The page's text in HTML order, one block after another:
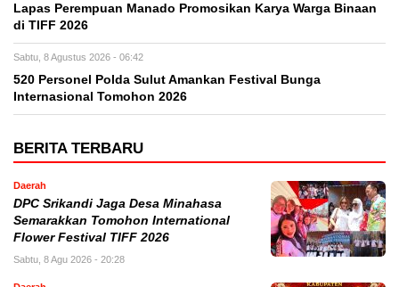
Lapas Perempuan Manado Promosikan Karya Warga Binaan
di TIFF 2026
Sabtu, 8 Agustus 2026 - 06:42
520 Personel Polda Sulut Amankan Festival Bunga
Internasional Tomohon 2026
BERITA TERBARU
Daerah
DPC Srikandi Jaga Desa Minahasa
Semarakkan Tomohon International
Flower Festival TIFF 2026
Sabtu, 8 Agu 2026 - 20:28